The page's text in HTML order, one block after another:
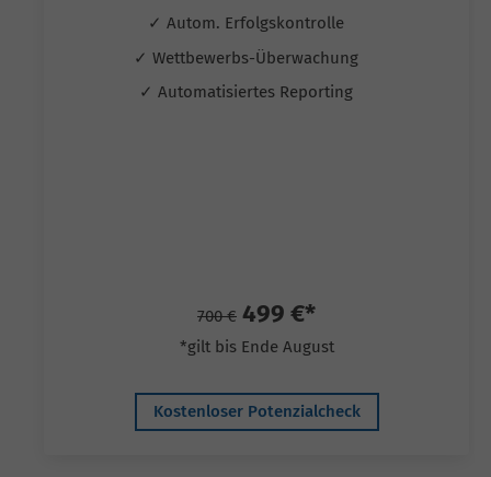
✓ Autom. Erfolgskontrolle
✓ Wettbewerbs-Überwachung
✓ Automatisiertes Reporting
700 € 499 €*
*gilt bis Ende August
Kostenloser Potenzialcheck